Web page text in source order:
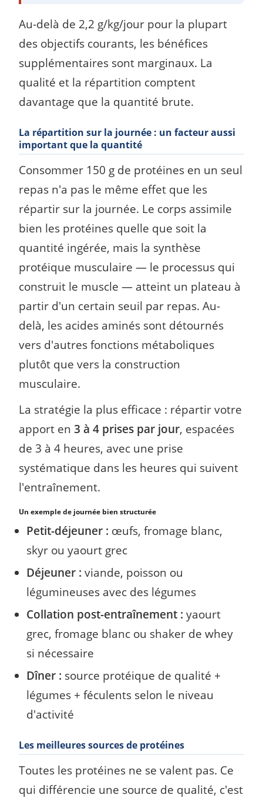
Au-delà de 2,2 g/kg/jour pour la plupart
des objectifs courants, les bénéfices
supplémentaires sont marginaux. La
qualité et la répartition comptent
davantage que la quantité brute.
La répartition sur la journée : un facteur aussi
important que la quantité
Consommer 150 g de protéines en un seul
repas n'a pas le même effet que les
répartir sur la journée. Le corps assimile
bien les protéines quelle que soit la
quantité ingérée, mais la synthèse
protéique musculaire — le processus qui
construit le muscle — atteint un plateau à
partir d'un certain seuil par repas. Au-
delà, les acides aminés sont détournés
vers d'autres fonctions métaboliques
plutôt que vers la construction
musculaire.
La stratégie la plus efficace : répartir votre
apport en3 à 4 prises par jour, espacées
de 3 à 4 heures, avec une prise
systématique dans les heures qui suivent
l'entraînement.
Un exemple de journée bien structurée
Petit-déjeuner : œufs, fromage blanc,
skyr ou yaourt grec
Déjeuner : viande, poisson ou
légumineuses avec des légumes
Collation post-entraînement : yaourt
grec, fromage blanc ou shaker de whey
si nécessaire
Dîner : source protéique de qualité +
légumes + féculents selon le niveau
d'activité
Les meilleures sources de protéines
Toutes les protéines ne se valent pas. Ce
qui différencie une source de qualité, c'est